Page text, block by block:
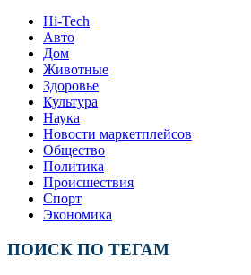
Hi-Tech
Авто
Дом
Животные
Здоровье
Культура
Наука
Новости маркетплейсов
Общество
Политика
Происшествия
Спорт
Экономика
ПОИСК ПО ТЕГАМ